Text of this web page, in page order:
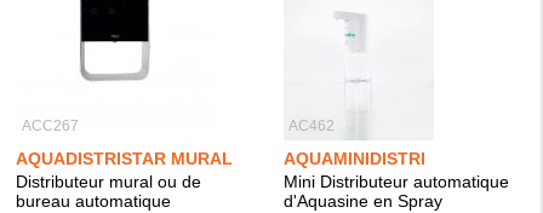
ACC267
AQUADISTRISTAR MURAL
Distributeur mural ou de
bureau automatique
AC462
AQUAMINIDISTRI
Mini Distributeur automatique
d'Aquasine en Spray